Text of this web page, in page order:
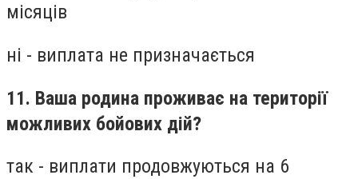
місяців
ні - виплата не призначається
11. Ваша родина проживає на території
можливих бойових дій?
так - виплати продовжуються на 6